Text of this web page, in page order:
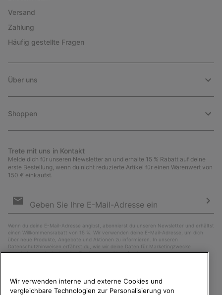
Versand
Zahlung
Häufig gestellte Fragen
Über uns
Shoppen
Trete mit uns in Kontakt
Melde dich für unseren Newsletter an und erhalte 15 % Rabatt auf deine
erste Bestellung, wenn du nicht reduzierte Artikel für einen Warenwert von
150 € einkaufst.
Anmeldung
Wenn du deine E-Mail-Adresse angibst, abonnierst du unseren Newsletter und erhältst
einen Willkommensrabatt von 15 %. Wir verwenden deine E-Mail-Adresse, um dich
über neue Produkte, Angebote und Aktionen zu informieren. In unseren
Datenschutzhinweisen erfährst du, wie wir deine Daten für Marketingzwecke
verarbeiten und wie du deine Zustimmung widerrufen kannst.
Wir verwenden interne und externe Cookies und
vergleichbare Technologien zur Personalisierung von